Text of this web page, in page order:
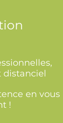
distanciel
en vous
!